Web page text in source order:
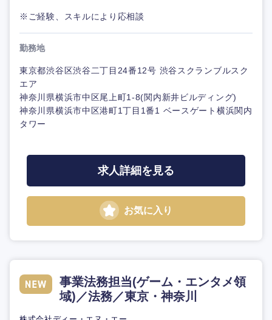
※ご経験、スキルにより応相談
勤務地
東京都渋谷区渋谷二丁目24番12号 渋谷スクランブルスク
エア
神奈川県横浜市中区尾上町1-8(関内新井ビルディング)
神奈川県横浜市中区港町1丁目1番1 ベースゲート横浜関内
タワー
求人詳細を見る
お気に入り
事業法務担当(ゲーム・エンタメ領
域)／法務／東京・神奈川